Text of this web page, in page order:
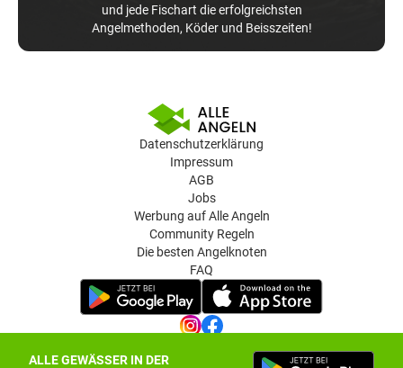
ALLE GEWÄSSER IN DER
und jede Fischart die erfolgreichsten
Angelmethoden, Köder und Beisszeiten!
Datenschutzerklärung
Impressum
AGB
Jobs
Werbung auf Alle Angeln
Community Regeln
Die besten Angelknoten
FAQ